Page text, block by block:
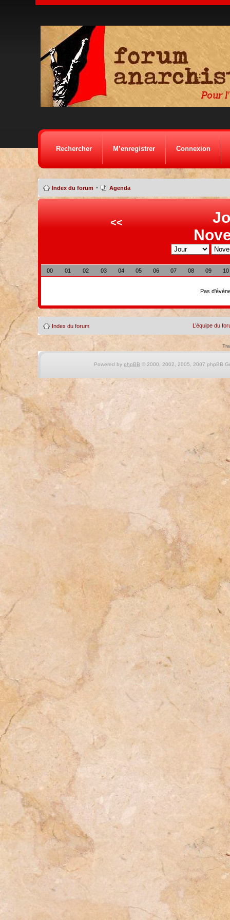
Rechercher M’enregistrer Connexion
Index du forum • Agenda
<<
00 01 02 03 04 05 06 07 08 09 10
Pas
Index du forum L’équipe du
Powered by phpBB © 2000, 2002, 2005, 2007 phpBB